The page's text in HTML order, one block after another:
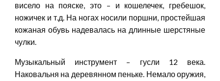
висело на пояске, это – и кошелечек, гребешок,
ножичек и т.д. На ногах носили поршни, простейшая
кожаная обувь надевалась на длинные шерстяные
чулки.
Музыкальный инструмент – гусли 12 века.
Наковальня на деревянном пеньке. Немало оружия,